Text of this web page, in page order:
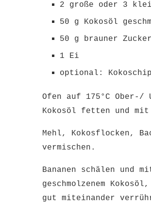
2 große oder 3
50 g Kokosöl
50 g brauner Zucker
1 Ei
optional:
Ofen auf 175°C
Kokosöl fetten und
Mehl, Kokosflocken,
vermischen.
Bananen schälen und
geschmolzenem
gut miteinander